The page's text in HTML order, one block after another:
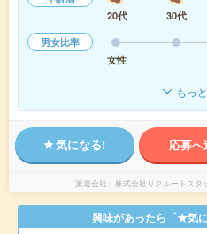
20代
30代
男女比率
女性
もっ
気になる! 応募へ
派遣会社 株式会社リクルートスタ
興味があったら「★気